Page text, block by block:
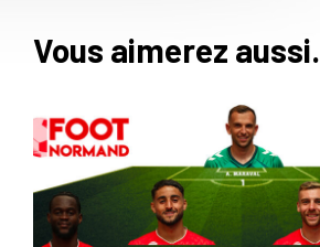
Vous aimerez